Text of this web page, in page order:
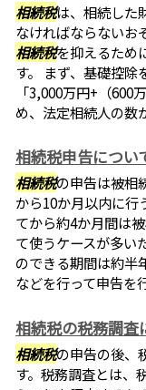
相続税は、相続した
なければならないお
相続税を抑えるため
す。 まず、基礎控除
「3,000万円+（
め、法定相続人の数
相続税申告につい
相続税の申告は被相
から10か月以内に行
てから約4か月間は
て使うケースが多い
のできる期間は約半
などを行って申告を
相続税の税務調査
相続税の申告の後、
す。税務調査とは、